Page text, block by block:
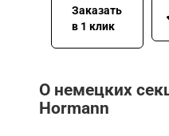
Заказать
в 1 клик
О немецких
Hormann